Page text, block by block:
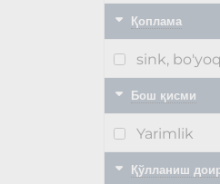
Қоплама
sink, bo'yoq
Бош қисми
Yarimlik
Қўлланиш